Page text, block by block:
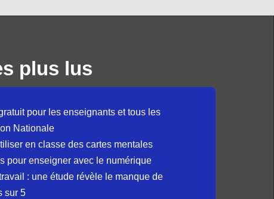
plus lus
pour les enseignants et tous les
Nationale
en classe des cartes mentales
pour enseigner avec le numérique
: une étude révèle le manque de
sur 5